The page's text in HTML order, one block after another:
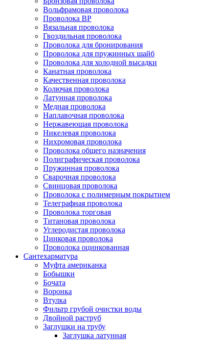
Вольфрамовая проволока
Проволока ВР
Вязальная проволока
Гвоздильная проволока
Проволока для бронирования
Проволока для пружинных шайб
Проволока для холодной высадки
Канатная проволока
Качественная проволока
Колючая проволока
Латунная проволока
Медная проволока
Наплавочная проволока
Нержавеющая проволока
Никелевая проволока
Нихромовая проволока
Проволока общего назначения
Полиграфическая проволока
Пружинная проволока
Сварочная проволока
Свинцовая проволока
Проволока с полимерным покрытием
Телеграфная проволока
Проволока торговая
Титановая проволока
Углеродистая проволока
Цинковая проволока
Проволока оцинкованная
Сантехарматура
Муфта американка
Бобышки
Бочата
Воронка
Втулка
Фильтр грубой очистки воды
Двойной раструб
Заглушки на трубу
Заглушка латунная